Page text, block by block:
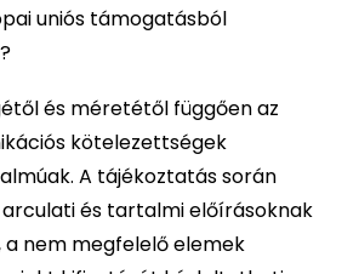
uniós támogatásból
és méretétől függően az
kötelezettségek
A tájékoztatás során
arculati és tartalmi előírásoknak
a nem megfelelő elemek